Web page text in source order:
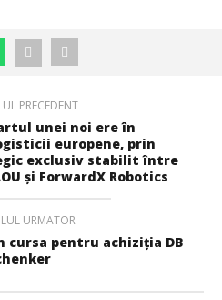
PRECEDENT
unei noi ere în
europene, prin
exclusiv stabilit între
și ForwardX Robotics
URMATOR
cursa pentru achiziția DB